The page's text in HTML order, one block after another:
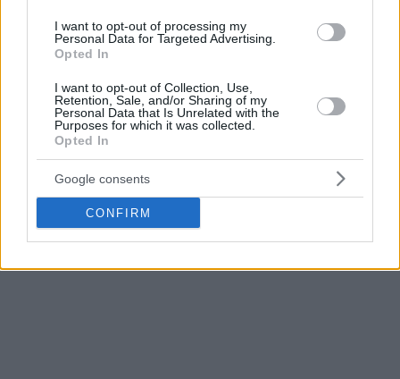
I want to opt-out of processing my
Personal Data for Targeted Advertising.
Opted In
I want to opt-out of Collection, Use,
Retention, Sale, and/or Sharing of my
Personal Data that Is Unrelated with the
Purposes for which it was collected.
Opted In
Google consents
CONFIRM